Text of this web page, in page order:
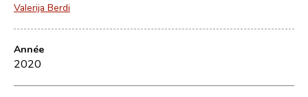
Valerija Berdi
Année
2020